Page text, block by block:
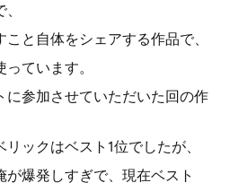
と自体をシェアする作品で、
ています。
に参加させていただいた回の作
ックはベスト1位でしたが、
爆発しすぎで、現在ベスト